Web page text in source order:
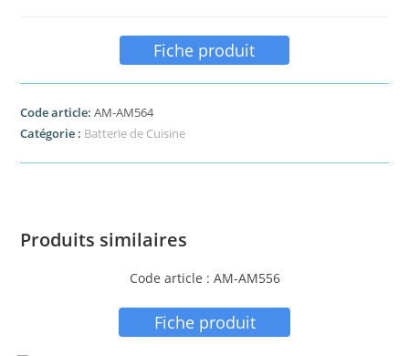
Fiche produit
Code article:AM-AM564
Catégorie : Batterie de Cuisine
Produits similaires
Code article : AM-AM556
Fiche produit